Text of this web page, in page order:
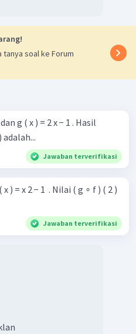
tanya soal ke Forum
g ( x ) = 2 x − 1 . Hasil
Jawaban terverifikasi
) = x 2 − 1 ​ . Nilai ( g ∘ f ) ( 2 )
Jawaban terverifikasi